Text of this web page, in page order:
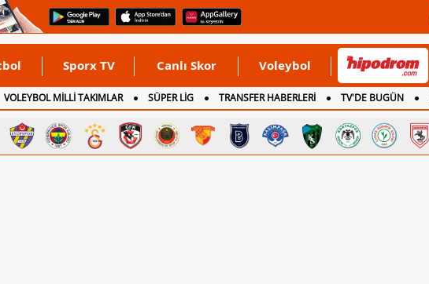
Sporx TV Canlı Skor Voleybol
VOLEYBOL MİLLİ TAKIMLAR SÜPER LİG TRANSFER HABERLERİ TV'DE BUGÜN